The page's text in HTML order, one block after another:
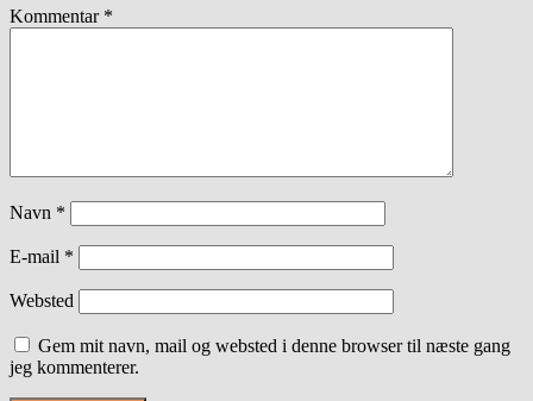
Kommentar *
Navn *
E-mail *
Websted
Gem mit navn, mail og websted i denne browser til næste gang
jeg kommenterer.